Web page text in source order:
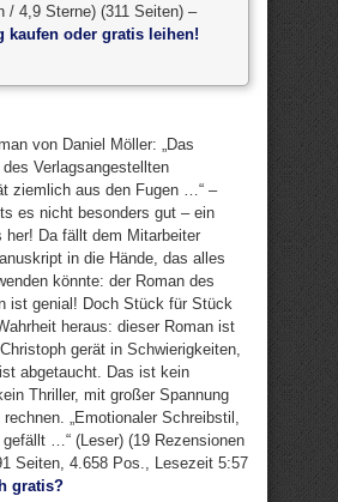
/ 4,9 Sterne) (311 Seiten) –
kaufen oder gratis leihen!
von Daniel Möller: „Das
Verlagsangestellten
ziemlich aus den Fugen …“ –
es nicht besonders gut – ein
her! Da fällt dem Mitarbeiter
in die Hände, das alles
könnte: der Roman des
ist genial! Doch Stück für Stück
heraus: dieser Roman ist
gerät in Schwierigkeiten,
abgetaucht. Das ist kein
Thriller, mit großer Spannung
„Emotionaler Schreibstil,
…“ (Leser) (19 Rezensionen
Seiten, 4.658 Pos., Lesezeit 5:57
gratis?